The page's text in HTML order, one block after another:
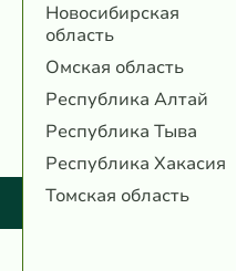
Новосибирская
область
Омская область
Республика Алтай
Республика Тыва
Республика Хакасия
Томская область